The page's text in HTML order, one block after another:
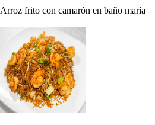
Arroz frito con camarón en baño maría